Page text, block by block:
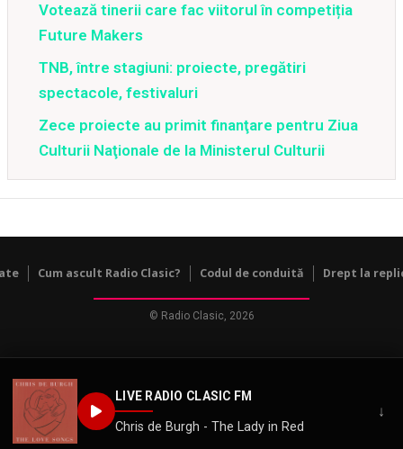
LIVE RADIO CLASIC FM
Chris de Burgh - The Lady in Red
↓
Votează tinerii care fac viitorul în competiția
Future Makers
TNB, între stagiuni: proiecte, pregătiri
spectacole, festivaluri
Zece proiecte au primit finanţare pentru Ziua
Culturii Naţionale de la Ministerul Culturii
Cum ascult Radio Clasic? Codul de conduită Drept la
© Radio Clasic, 2026